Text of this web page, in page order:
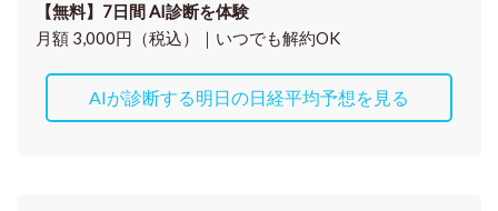
【無料】7日間 AI診断を体験
月額 3,000円（税込）｜いつでも解約OK
AIが診断する明日の日経平均予想を見る